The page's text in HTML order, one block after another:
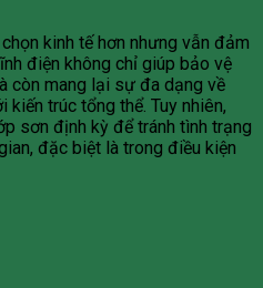
kinh tế hơn nhưng vẫn đảm
điện không chỉ giúp bảo vệ
còn mang lại sự đa dạng về
trúc tổng thể. Tuy nhiên,
sơn định kỳ để tránh tình trạng
đặc biệt là trong điều kiện